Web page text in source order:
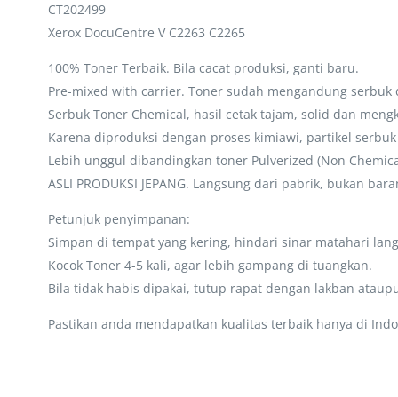
CT202499
Xerox DocuCentre V C2263 C2265
100% Toner Terbaik. Bila cacat produksi, ganti baru.
Pre-mixed with carrier. Toner sudah mengandung
Serbuk Toner Chemical, hasil cetak tajam, solid dan
Karena diproduksi dengan proses kimiawi, partikel
Lebih unggul dibandingkan toner Pulverized (Non
ASLI PRODUKSI JEPANG. Langsung dari pabrik, bukan
Petunjuk penyimpanan:
Simpan di tempat yang kering, hindari sinar matahari
Kocok Toner 4-5 kali, agar lebih gampang di tuangkan.
Bila tidak habis dipakai, tutup rapat dengan lakban
Pastikan anda mendapatkan kualitas terbaik hanya di